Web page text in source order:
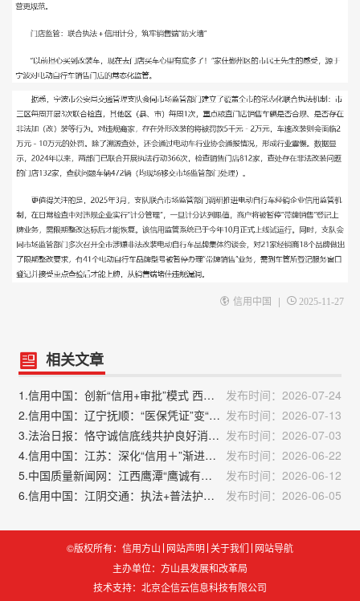
信用中国 | 2025-11-27
相关文章
1.信用中国：创新“信用+审批”模式 西宁市持续优化营商环境
发布时间：2026-07-24
2.信用中国：辽宁抚顺：“医保凭证”变“信用通行证” 发布时间：2026-07-13
3.法治日报：恪守诚信底线共护良好消费环境 发布时间：2026-07-03
4.信用中国：江苏：深化“信用＋”渐进式执法 加强社会信用体系建设
发布时间：2026-06-22
5.中国质量新闻网：江西鹰潭“鹰诚有信”一键查询商户信用
发布时间：2026-06-12
6.信用中国：江阴交通：执法+普法护航春假旅游客运诚信线
发布时间：2026-06-05
©版权所有：信用方山 网站声明 关于我们 网站导航
主办单位：方山县发展和改革局
技术支持： 北京企信云信息科技有限公司